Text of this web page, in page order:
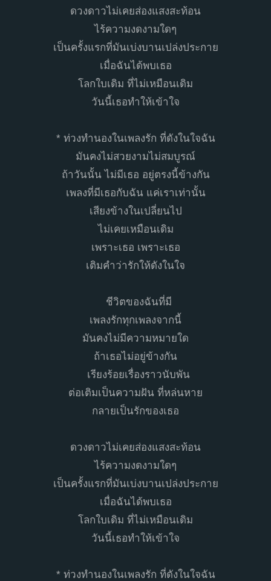
ดวงดาวไม่เคยส่องแสงสะท้อน
ไร้ความงดงามใดๆ
เป็นครั้งแรกที่มันเบ่งบานเปล่งประกาย
เมื่อฉันได้พบเธอ
โลกใบเดิม ที่ไม่เหมือนเดิม
วันนี้เธอทำให้เข้าใจ
* ท่วงทำนองในเพลงรัก ที่ดังในใจฉัน
มันคงไม่สวยงามไม่สมบูรณ์
ถ้าวันนั้น ไม่มีเธอ อยู่ตรงนี้ข้างกัน
เพลงที่มีเธอกับฉัน แค่เราเท่านั้น
เสียงข้างในเปลี่ยนไป
ไม่เคยเหมือนเดิม
เพราะเธอ เพราะเธอ
เติมคำว่ารักให้ดังในใจ
ชีวิตของฉันที่มี
เพลงรักทุกเพลงจากนี้
มันคงไม่มีความหมายใด
ถ้าเธอไม่อยู่ข้างกัน
เรียงร้อยเรื่องราวนับพัน
ต่อเติมเป็นความฝัน ที่หล่นหาย
กลายเป็นรักของเธอ
ดวงดาวไม่เคยส่องแสงสะท้อน
ไร้ความงดงามใดๆ
เป็นครั้งแรกที่มันเบ่งบานเปล่งประกาย
เมื่อฉันได้พบเธอ
โลกใบเดิม ที่ไม่เหมือนเดิม
วันนี้เธอทำให้เข้าใจ
* ท่วงทำนองในเพลงรัก ที่ดังในใจฉัน